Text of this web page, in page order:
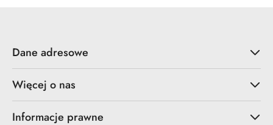
Dane adresowe
Więcej o nas
Informacje prawne